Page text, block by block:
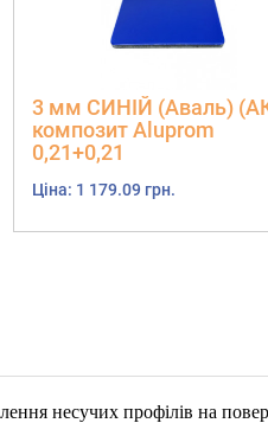
3 мм СИНІЙ (Аваль)
композит Aluprom
0,21+0,21
Ціна: 1 179.09 грн.
несучих профілів на